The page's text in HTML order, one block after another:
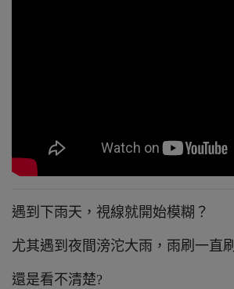
遇到下雨天，視線就開始模糊？
尤其遇到夜間滂沱大雨，雨刷一直刷
還是看不清楚?